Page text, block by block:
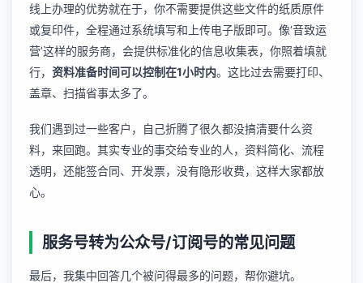
线上办理的优势就在于，你不需要提供这些文件的纸质原件
或复印件，全程通过系统填写和上传电子版即可。像‘音致运
营’这样的服务商，会提供标准化的信息收集表，你照着填就
行， 资料准备时间可以控制在1小时内。这比过去需要打印、
盖章、扫描省事太多了。
我们遇到过一些客户，自己折腾了很久都没搞清要什么资
料，来回跑。其实专业的事交给专业的人，资料简化、流程
透明，还能签合同、开发票，没有隐形收费，这样大家都放
心。
服务号转为公众号/订阅号的常见问题
最后，我集中回答几个被问得最多的问题，帮你避坑。